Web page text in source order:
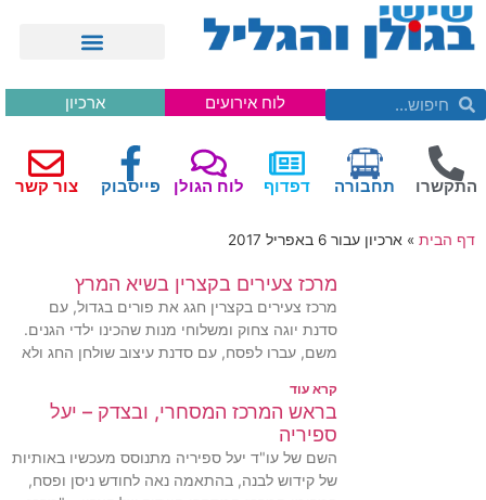
לוח אירועים ארכיון
התקשרו תחבורה דפדוף לוח הגולן פייסבוק צור קשר
דף הבית » ארכיון עבור 6 באפריל 2017
מרכז צעירים בקצרין בשיא המרץ
מרכז צעירים בקצרין חגג את פורים בגדול, עם
סדנת יוגה צחוק ומשלוחי מנות שהכינו ילדי הגנים.
משם, עברו לפסח, עם סדנת עיצוב שולחן החג ולא
קרא עוד
בראש המרכז המסחרי, ובצדק – יעל
ספיריה
השם של עו"ד יעל ספיריה מתנוסס מעכשיו באותיות
של קידוש לבנה, בהתאמה נאה לחודש ניסן ופסח,